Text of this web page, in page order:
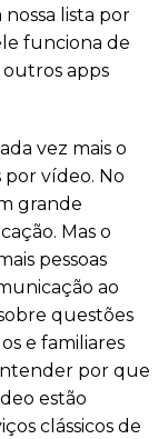
lista por
funciona de
apps
vez mais o
vídeo. No
grande
Mas o
pessoas
ao
questões
e familiares
por que
estão
clássicos de